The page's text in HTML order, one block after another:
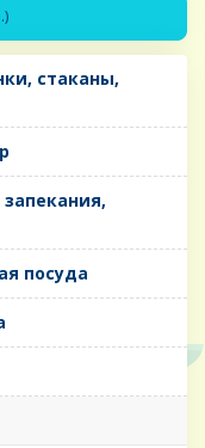
стаканы,
посуда